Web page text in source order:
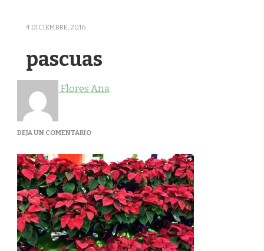
4 DICIEMBRE, 2016
pascuas
Flores Ana
DEJA UN COMENTARIOEN